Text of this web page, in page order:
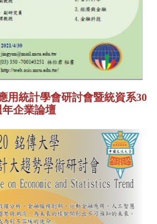
用統計學會研討會暨統資系30
年企業論壇